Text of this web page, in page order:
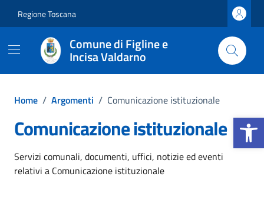
Apri la
Regione Toscana
Comune di Figline e
Incisa Valdarno
Home / Argomenti / Comunicazione istituzionale
Comunicazione istituzionale
Dettagli dell'argomento
Servizi comunali, documenti, uffici, notizie ed eventi
relativi a Comunicazione istituzionale